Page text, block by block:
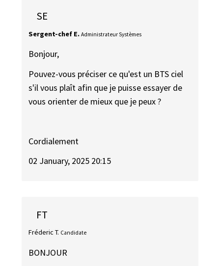
SE
Sergent-chef E. Administrateur Systèmes
Bonjour,
Pouvez-vous préciser ce qu'est un BTS ciel
s'il vous plaît afin que je puisse essayer de
vous orienter de mieux que je peux ?
Cordialement
02 January, 2025 20:15
FT
Fréderic T. Candidate
BONJOUR